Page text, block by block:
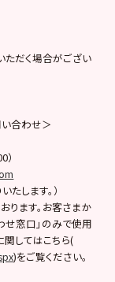
だく場合がござい
い合わせ＞
します。）
ります。お客さまか
せ窓口」のみで使用
関してはこちら(
)をご覧ください。